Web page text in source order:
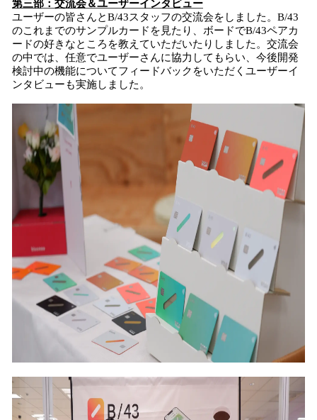
第三部：交流会＆ユーザーインタビュー
ユーザーの皆さんとB/43スタッフの交流会をしました。B/43
のこれまでのサンプルカードを見たり、ボードでB/43ペアカ
ードの好きなところを教えていただいたりしました。交流会
の中では、任意でユーザーさんに協力してもらい、今後開発
検討中の機能についてフィードバックをいただくユーザーイ
ンタビューも実施しました。